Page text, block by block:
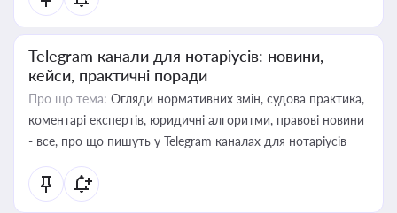
Telegram канали для нотаріусів: новини,
кейси, практичні поради
Про що тема: Огляди нормативних змін, судова практика,
коментарі експертів, юридичні алгоритми, правові новини
- все, про що пишуть у Telegram каналах для нотаріусів